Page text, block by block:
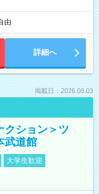
由
詳細へ
掲載日：2026.08.03
クション＞ツ
武道館
大学生歓迎